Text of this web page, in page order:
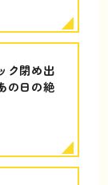
ク閉め出
の日の絶